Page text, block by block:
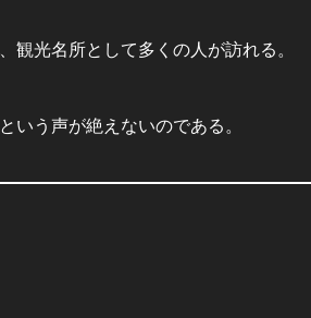
観光名所として多くの人が訪れる。
いう声が絶えないのである。